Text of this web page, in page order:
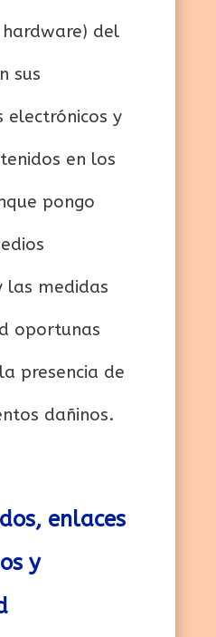
del
sus
electrónicos y
en los
pongo
las medidas
oportunas
presencia de
dañinos.
enlaces
y